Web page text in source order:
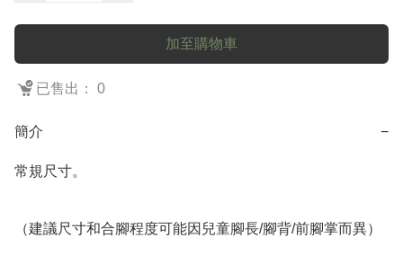
加至購物車
已售出： 0
簡介 −
常規尺寸。